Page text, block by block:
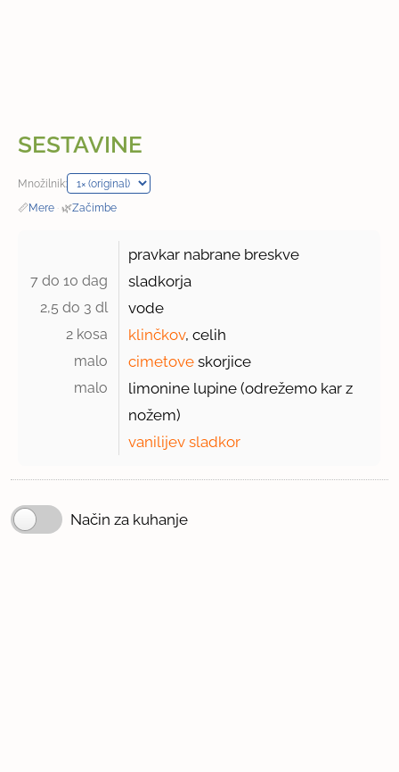
SESTAVINE
Množilnik:
📏Mere · 🌿Začimbe
pravkar nabrane breskve
7 do 10 dag sladkorja
2,5 do 3 dl vode
2 kosa klinčkov, celih
malo cimetove skorjice
malo
limonine lupine (odrežemo kar z
nožem)
vanilijev sladkor
Način za kuhanje